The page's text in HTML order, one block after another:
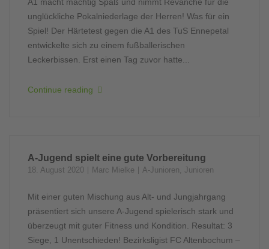
unglückliche Pokalniederlage der Herren! Was für ein
Spiel! Der Härtetest gegen die A1 des TuS Ennepetal
entwickelte sich zu einem fußballerischen
Leckerbissen. Erst einen Tag zuvor hatte...
Continue reading
A-Jugend spielt eine gute Vorbereitung
18. August 2020 Marc Mielke A-Junioren, Junioren
Mit einer guten Mischung aus Alt- und Jungjahrgang
präsentiert sich unsere A-Jugend spielerisch stark und
überzeugt mit guter Fitness und Kondition. Resultat: 3
Siege, 1 Unentschieden! Bezirksligist FC Altenbochum –